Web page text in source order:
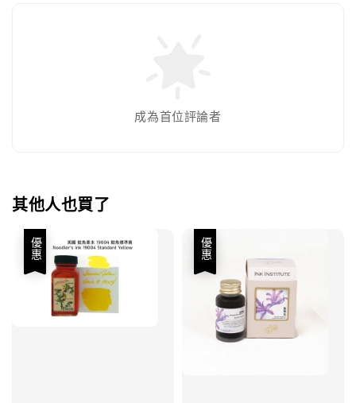
成為首位評論者
其他人也買了
優惠 優惠